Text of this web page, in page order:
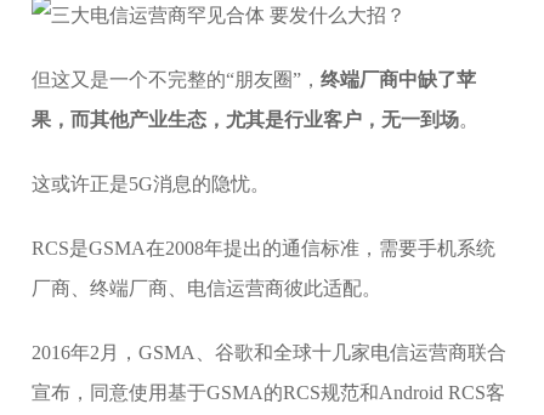
但这又是一个不完整的“朋友圈”，终端厂商中缺了苹
果，而其他产业生态，尤其是行业客户，无一到场。
这或许正是5G消息的隐忧。
RCS是GSMA在2008年提出的通信标准，需要手机系统
厂商、终端厂商、电信运营商彼此适配。
2016年2月，GSMA、谷歌和全球十几家电信运营商联合
宣布，同意使用基于GSMA的RCS规范和Android RCS客